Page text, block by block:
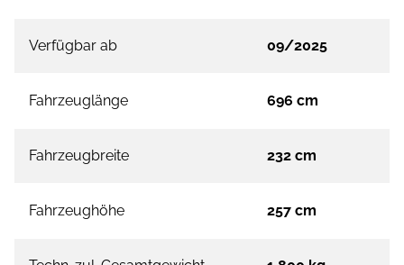
Verfügbar ab 09/2025
Fahrzeuglänge 696 cm
Fahrzeugbreite 232 cm
Fahrzeughöhe 257 cm